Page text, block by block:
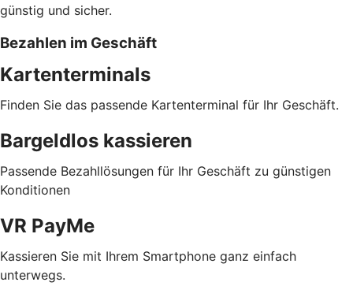
günstig und sicher.
Bezahlen im Geschäft
Kartenterminals
Finden Sie das passende Kartenterminal für Ihr Geschäft.
Bargeldlos kassieren
Passende Bezahllösungen für Ihr Geschäft zu günstigen
Konditionen
VR PayMe
Kassieren Sie mit Ihrem Smartphone ganz einfach
unterwegs.